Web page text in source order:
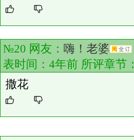
№20 网友： 嗨！老婆
表时间：4年前 所评章节：
撒花